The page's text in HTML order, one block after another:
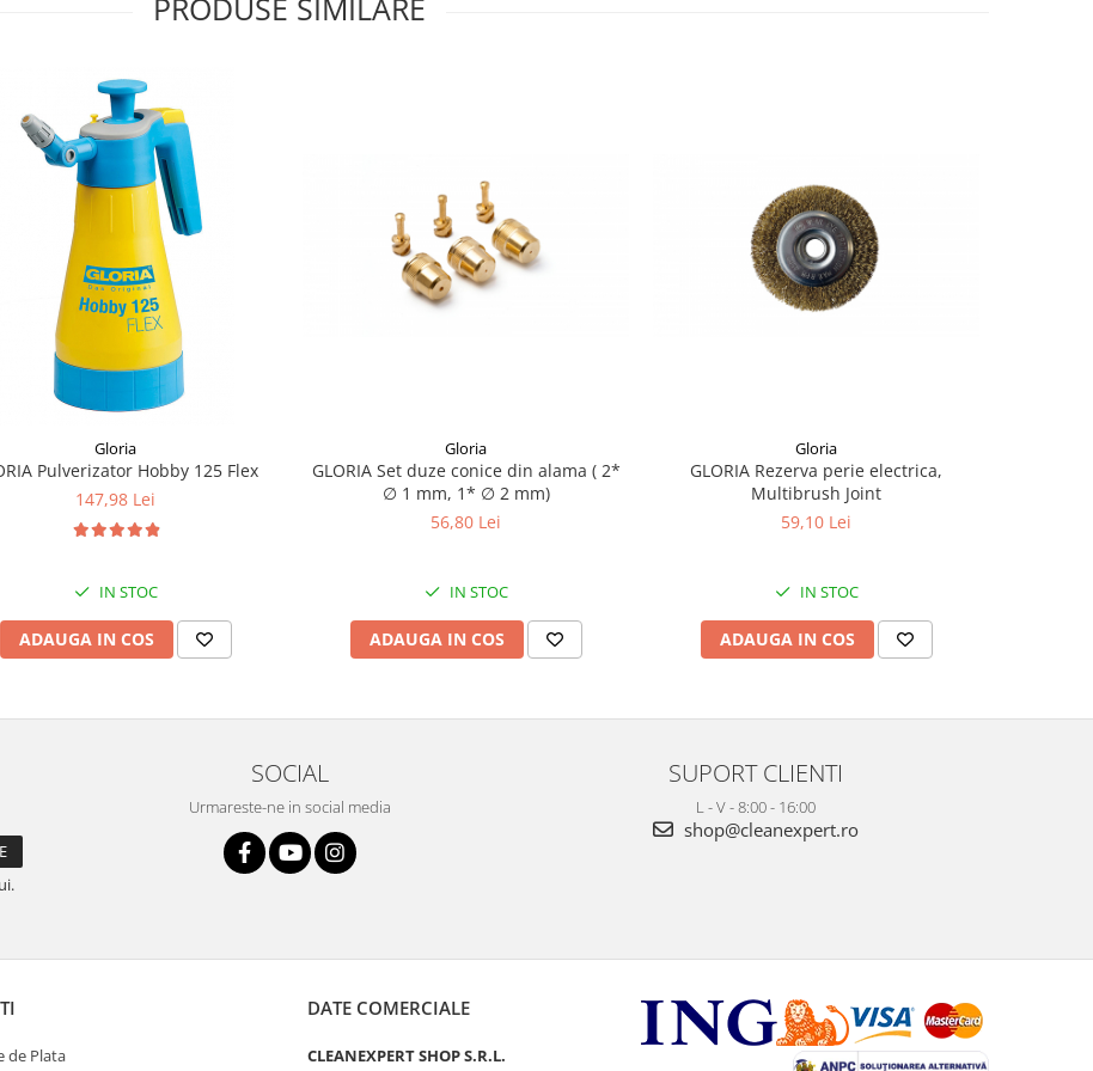
Gloria
GLORIA Pulverizator Hobby 125 Flex
147,98 Lei
IN STOC
ADAUGA IN COS
Gloria
GLORIA Set duze conice din alama ( 2*
∅ 1 mm, 1* ∅ 2 mm)
56,80 Lei
IN STOC
ADAUGA IN COS
Gloria
GLORIA Rezerva perie electrica,
Multibrush Joint
59,10 Lei
IN STOC
ADAUGA IN COS
SOCIAL
Urmareste-ne in social media
SUPORT CLIENTI
L - V - 8:00 - 16:00
shop@cleanexpert.ro
de Plata
DATE COMERCIALE
CLEANEXPERT SHOP S.R.L.